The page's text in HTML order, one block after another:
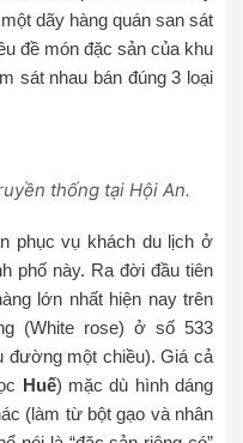
dãy hàng quán san sát
đề món đặc sản của khu
sát nhau bán đúng 3 loại
thống tại Hội An.
phục vụ khách du lịch ở
phố này. Ra đời đầu tiên
lớn nhất hiện nay trên
(White rose) ở số 533
đường một chiều). Giá cả
Huế) mặc dù hình dáng
(làm từ bột gạo và nhân